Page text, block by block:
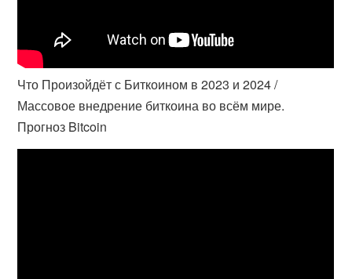
Что Произойдёт с Биткоином в 2023 и 2024 /
Массовое внедрение биткоина во всём мире.
Прогноз Bitcoin